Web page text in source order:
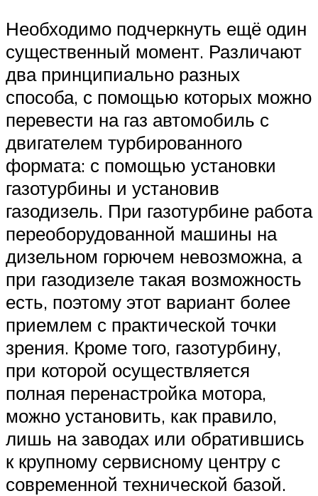
Необходимо подчеркнуть ещё один
существенный момент. Различают
два принципиально разных
способа, с помощью которых можно
перевести на газ автомобиль с
двигателем турбированного
формата: с помощью установки
газотурбины и установив
газодизель. При газотурбине работа
переоборудованной машины на
дизельном горючем невозможна, а
при газодизеле такая возможность
есть, поэтому этот вариант более
приемлем с практической точки
зрения. Кроме того, газотурбину,
при которой осуществляется
полная перенастройка мотора,
можно установить, как правило,
лишь на заводах или обратившись
к крупному сервисному центру с
современной технической базой.